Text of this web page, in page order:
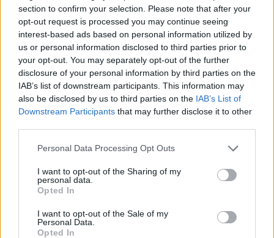
section to confirm your selection. Please note that after your
opt-out request is processed you may continue seeing
interest-based ads based on personal information utilized by
us or personal information disclosed to third parties prior to
your opt-out. You may separately opt-out of the further
disclosure of your personal information by third parties on the
IAB’s list of downstream participants. This information may
also be disclosed by us to third parties on the IAB’s List of
Downstream Participants that may further disclose it to other
Personal Data Processing Opt Outs
I want to opt-out of the Sharing of my
personal data.
Opted In
I want to opt-out of the Sale of my
Personal Data.
Opted In
Maskva frontui paruošė naują savo geriausių
naikintuvų partiją
Mokslas ir IT 2026-05-26